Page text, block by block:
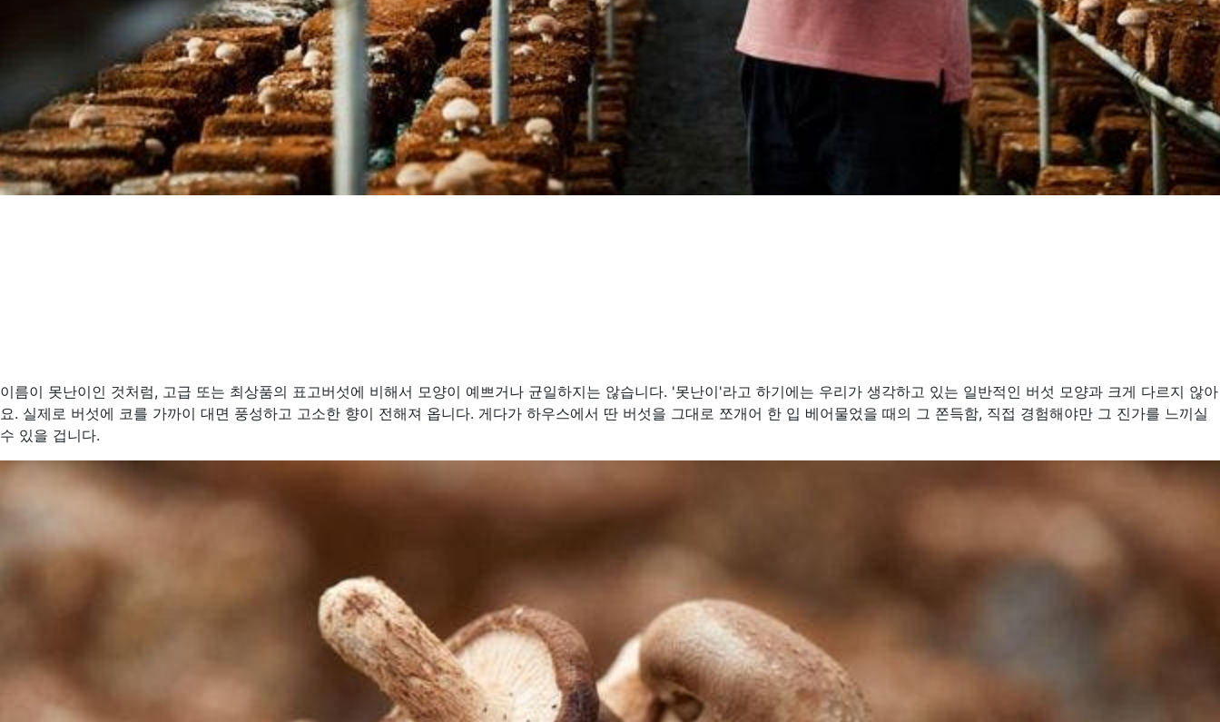
이름이 못난이인 것처럼, 고급 또는 최상품의 표고버섯에 비해서 모양이 예쁘거나 균일하지는 않습니다. '못난이'라고 하기에는 우리가 생각하고 있는 일반적인 버섯 모양과 크게 다르지 않아
요. 실제로 버섯에 코를 가까이 대면 풍성하고 고소한 향이 전해져 옵니다. 게다가 하우스에서 딴 버섯을 그대로 쪼개어 한 입 베어물었을 때의 그 쫀득함, 직접 경험해야만 그 진가를 느끼실
수 있을 겁니다.